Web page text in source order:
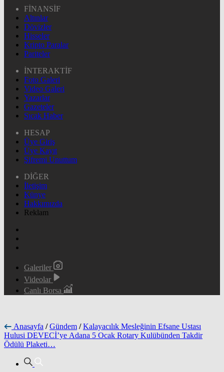
FİNANSİF
Altınlar
Dövizler
Hisseler
Kripto Paralar
Pariteler
İNTERAKTİF
Foto Galeri
Video Galeri
Yazarlar
Gazeteler
Sıcak Haber
HESAP
Üye Giriş
Üye Kayıt
Şifremi Unuttum
DİĞER
İletişim
Künye
Hakkımızda
Reklam
Galeriler
Videolar
Canlı Borsa
Anasayfa / Gündem / Kalayacılık Mesleğinin Efsane Ustası
Hulusi DEVECİ’ye Adana 5 Ocak Rotary Kulübünden Takdir
Ödülü Plaketi…